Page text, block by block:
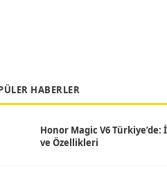
HABERLER
Honor Magic V6 Türkiye’de:
ve Özellikleri